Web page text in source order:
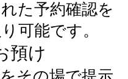
た予約確認を
可能です。
預け